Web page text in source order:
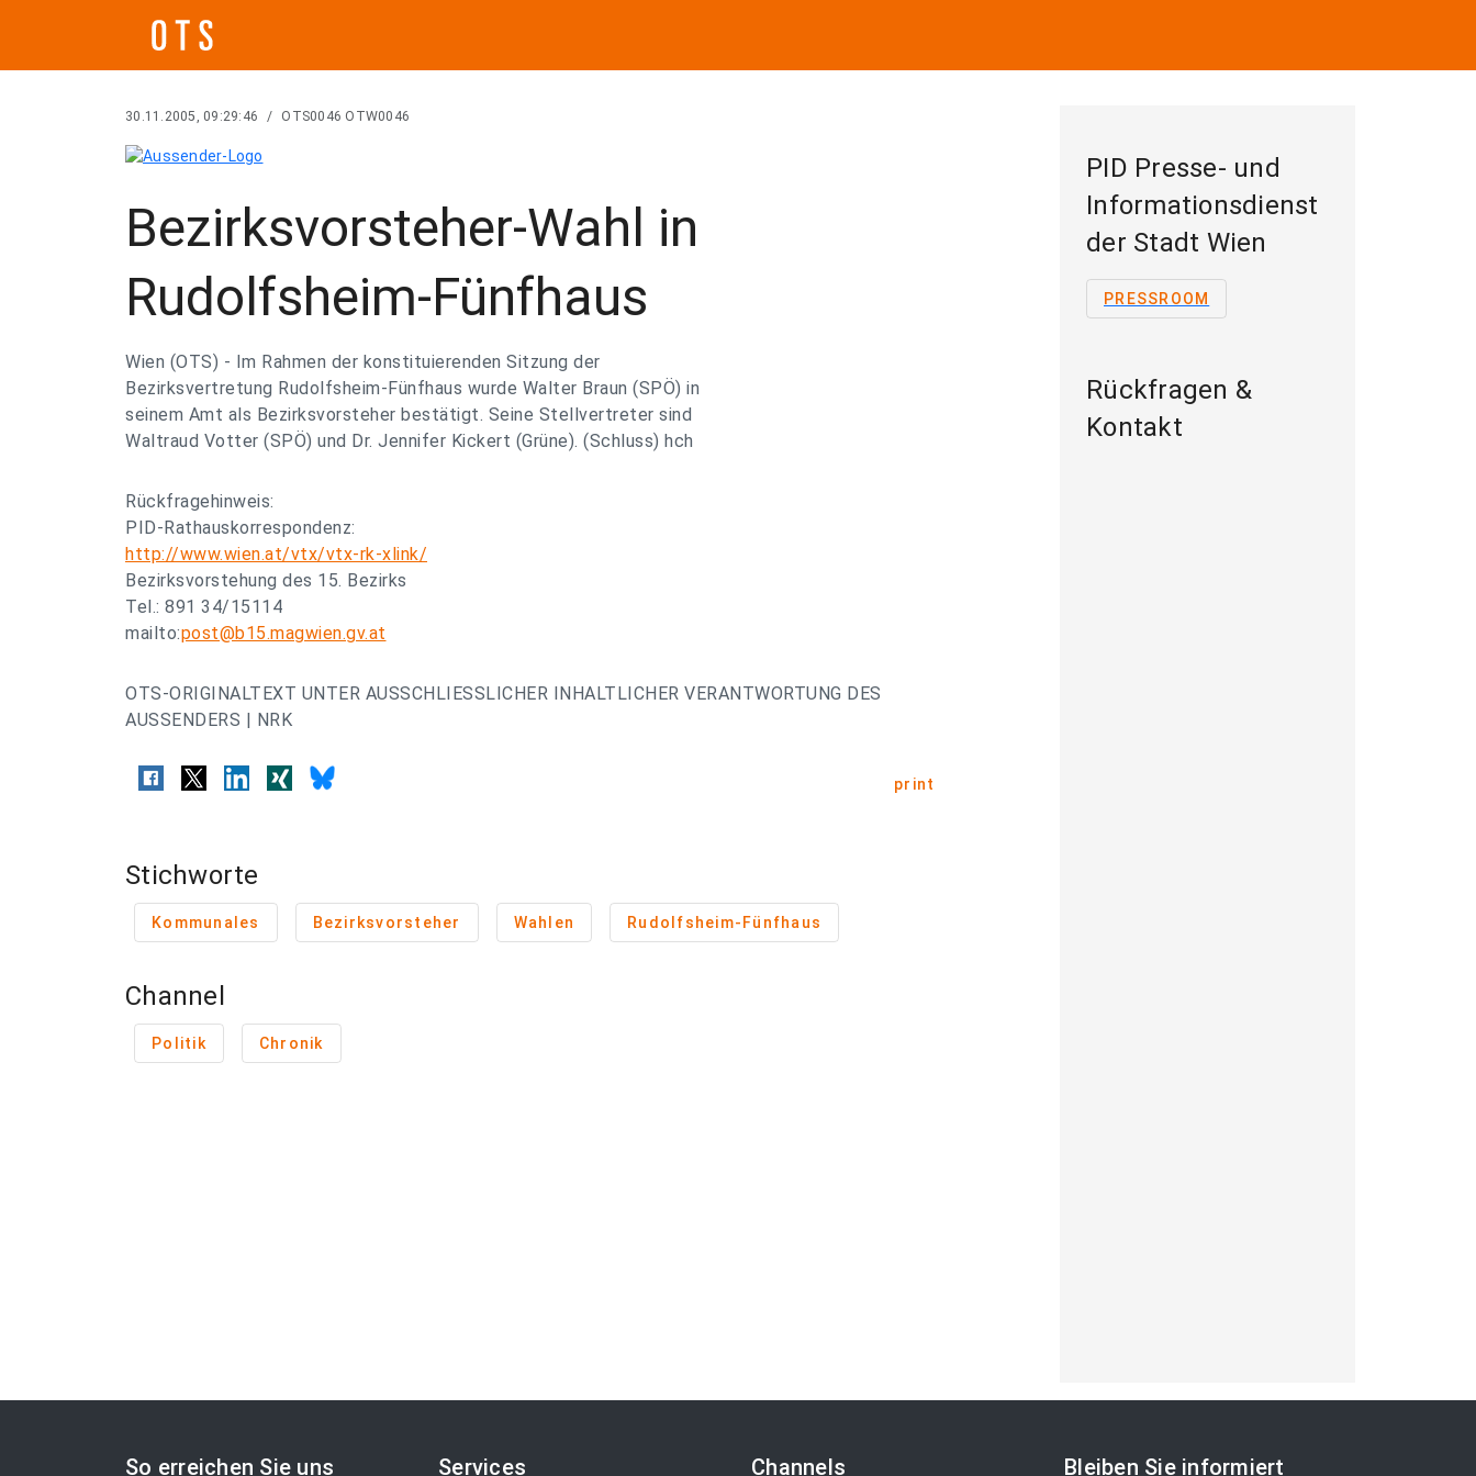
30.11.2005, 09:29:46 / OTS0046 OTW0046
Bezirksvorsteher-Wahl in
Rudolfsheim-Fünfhaus
Wien (OTS) - Im Rahmen der konstituierenden Sitzung der
Bezirksvertretung Rudolfsheim-Fünfhaus wurde Walter Braun (SPÖ) in
seinem Amt als Bezirksvorsteher bestätigt. Seine Stellvertreter sind
Waltraud Votter (SPÖ) und Dr. Jennifer Kickert (Grüne). (Schluss) hch
Rückfragehinweis:
PID-Rathauskorrespondenz:
http://www.wien.at/vtx/vtx-rk-xlink/
Bezirksvorstehung des 15. Bezirks
Tel.: 891 34/15114
mailto:post@b15.magwien.gv.at
OTS-ORIGINALTEXT UNTER AUSSCHLIESSLICHER INHALTLICHER VERANTWORTUNG DES
AUSSENDERS | NRK
print
Stichworte
Kommunales Bezirksvorsteher Wahlen Rudolfsheim-Fünfhaus
Channel
Politik Chronik
PID Presse- und
Informationsdienst
der Stadt Wien
PRESSROOM
Rückfragen &
Kontakt
So erreichen Sie uns Services Channels Bleiben Sie informiert